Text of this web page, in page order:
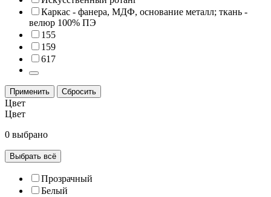
Каркас - фанера, МДФ, основание металл; ткань -
велюр 100% ПЭ
155
159
617
Применить Сбросить
Цвeт
Цвeт
0 выбрано
Выбрать всё
Прозрачный
Белый